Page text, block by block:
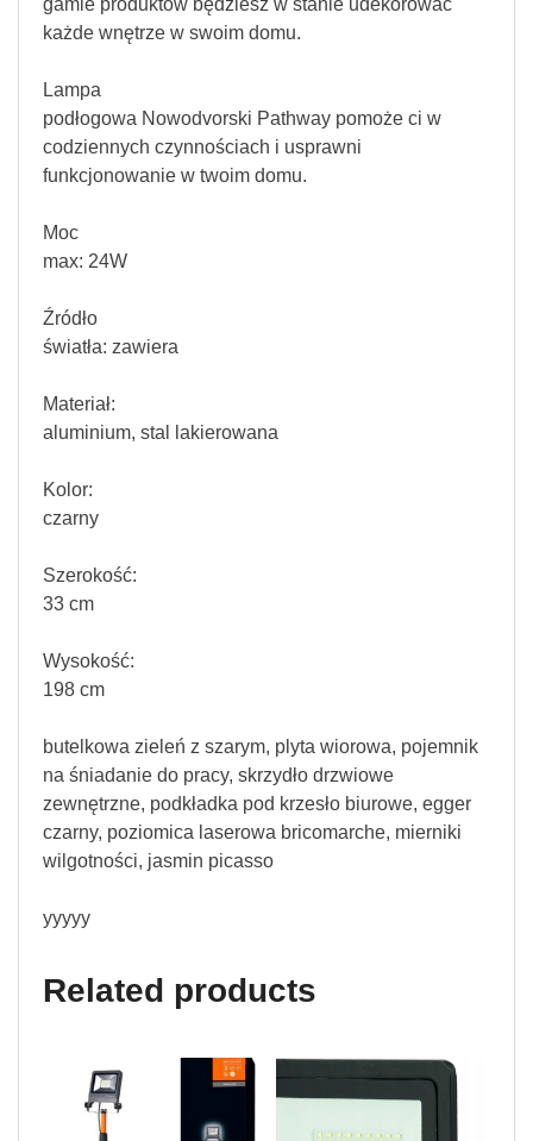
gamie produktów będziesz w stanie udekorować
każde wnętrze w swoim domu.
Lampa
podłogowa Nowodvorski Pathway pomoże ci w
codziennych czynnościach i usprawni
funkcjonowanie w twoim domu.
Moc
max: 24W
Źródło
światła: zawiera
Materiał:
aluminium, stal lakierowana
Kolor:
czarny
Szerokość:
33 cm
Wysokość:
198 cm
butelkowa zieleń z szarym, plyta wiorowa, pojemnik
na śniadanie do pracy, skrzydło drzwiowe
zewnętrzne, podkładka pod krzesło biurowe, egger
czarny, poziomica laserowa bricomarche, mierniki
wilgotności, jasmin picasso
yyyyy
Related products